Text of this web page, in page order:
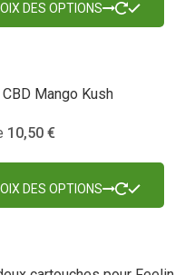
DES OPTIONS
Mango Kush
10,50 €
DES OPTIONS